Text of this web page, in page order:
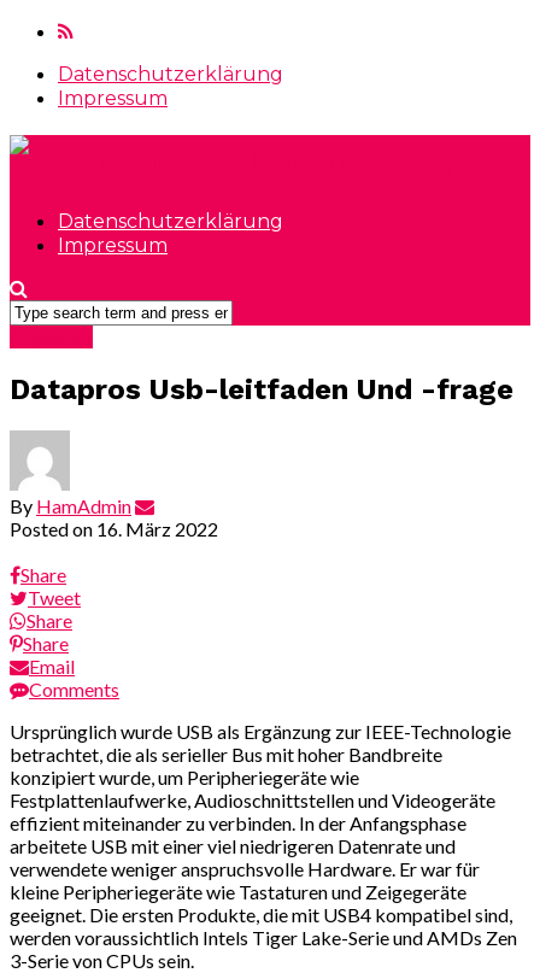
Datenschutzerklärung
Impressum
Datenschutzerklärung
Impressum
Datapros Usb-leitfaden Und -frage
By HamAdmin
Posted on 16. März 2022
Share
Tweet
Share
Share
Email
Comments
Ursprünglich wurde USB als Ergänzung zur IEEE-Technologie
betrachtet, die als serieller Bus mit hoher Bandbreite
konzipiert wurde, um Peripheriegeräte wie
Festplattenlaufwerke, Audioschnittstellen und Videogeräte
effizient miteinander zu verbinden. In der Anfangsphase
arbeitete USB mit einer viel niedrigeren Datenrate und
verwendete weniger anspruchsvolle Hardware. Er war für
kleine Peripheriegeräte wie Tastaturen und Zeigegeräte
geeignet. Die ersten Produkte, die mit USB4 kompatibel sind,
werden voraussichtlich Intels Tiger Lake-Serie und AMDs Zen
3-Serie von CPUs sein.